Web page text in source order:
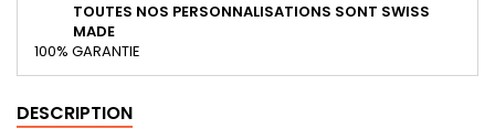
TOUTES NOS PERSONNALISATIONS SONT SWISS
MADE
100% GARANTIE
DESCRIPTION